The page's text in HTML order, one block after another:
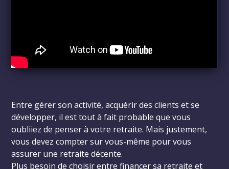
Entre gérer son activité, acquérir des clients et se
développer, il est tout à fait probable que vous
oubliiez de penser à votre retraite. Mais justement,
vous devez compter sur vous-même pour vous
assurer une retraite décente.
Plus besoin de choisir entre financer sa retraite et